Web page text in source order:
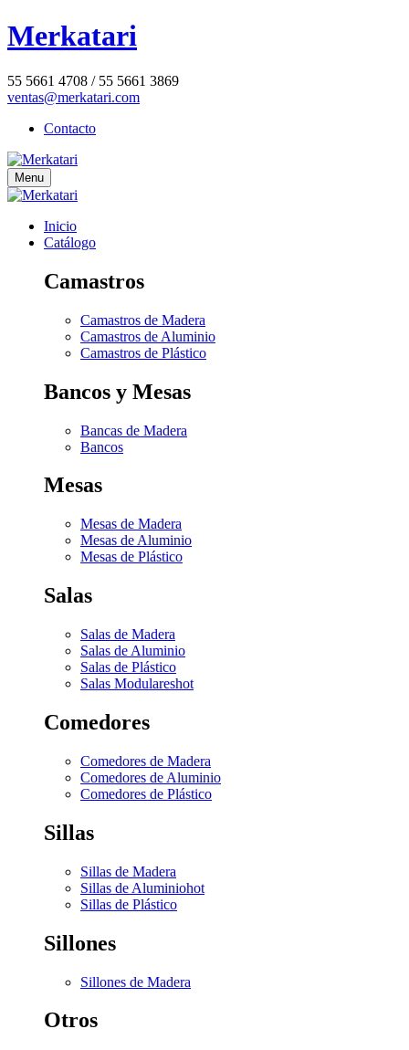
Merkatari
55 5661 4708 / 55 5661 3869
ventas@merkatari.com
Contacto
Menu
Inicio
Catálogo
Camastros
Camastros de Madera
Camastros de Aluminio
Camastros de Plástico
Bancos y Mesas
Bancas de Madera
Bancos
Mesas
Mesas de Madera
Mesas de Aluminio
Mesas de Plástico
Salas
Salas de Madera
Salas de Aluminio
Salas de Plástico
Salas Modulareshot
Comedores
Comedores de Madera
Comedores de Aluminio
Comedores de Plástico
Sillas
Sillas de Madera
Sillas de Aluminiohot
Sillas de Plástico
Sillones
Sillones de Madera
Otros